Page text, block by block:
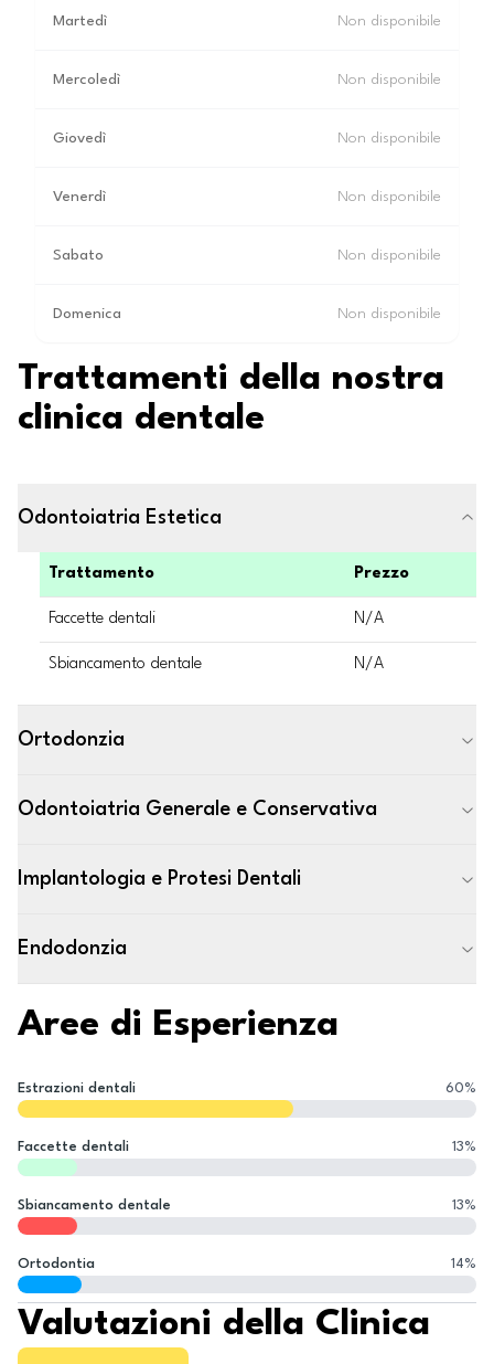
Martedì Non disponibile
Mercoledì Non disponibile
Giovedì Non disponibile
Venerdì Non disponibile
Sabato Non disponibile
Domenica Non disponibile
Trattamenti della nostra
clinica dentale
Odontoiatria Estetica
Trattamento Prezzo
Faccette dentali N/A
Sbiancamento dentale N/A
Ortodonzia
Odontoiatria Generale e Conservativa
Implantologia e Protesi Dentali
Endodonzia
Aree di Esperienza
Estrazioni dentali 60%
Faccette dentali 13%
Sbiancamento dentale 13%
Ortodontia 14%
Valutazioni della Clinica